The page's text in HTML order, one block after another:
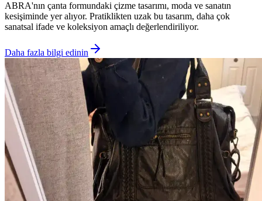
ABRA'nın çanta formundaki çizme tasarımı, moda ve sanatın
kesişiminde yer alıyor. Pratiklikten uzak bu tasarım, daha çok
sanatsal ifade ve koleksiyon amaçlı değerlendiriliyor.
Daha fazla bilgi edinin